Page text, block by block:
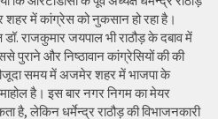
में कांग्रेस को नुकसान हो रहा है।
डॉ. राजकुमार जयपाल भी राठौड़ के दबाव में
पुराने और निष्ठावान कांग्रेसियों की की
मौजूदा समय में अजमेर शहर में भाजपा के
है। इस बार नगर निगम का मेयर
है, लेकिन धर्मेन्द्र राठौड़ की विभाजनकारी